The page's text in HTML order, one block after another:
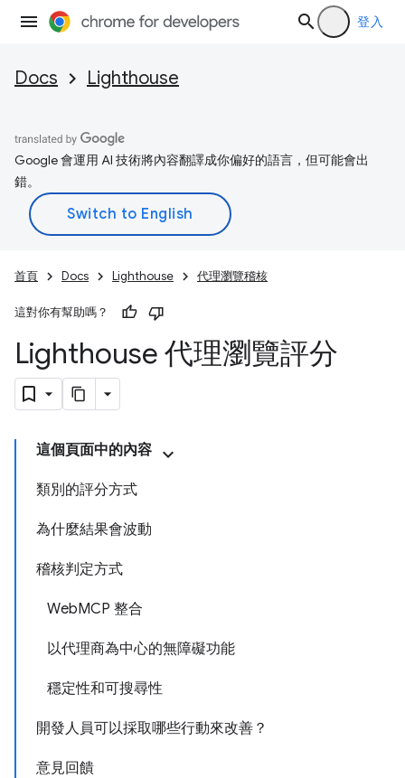
登入
Docs Lighthouse
Google 會運用 AI 技術將內容翻譯成你偏好的語言，但可能會出
錯。
首頁 Docs Lighthouse 代理瀏覽稽核
這對你有幫助嗎？
Lighthouse 代理瀏覽評分
這個頁面中的內容
類別的評分方式
為什麼結果會波動
稽核判定方式
WebMCP 整合
以代理商為中心的無障礙功能
穩定性和可搜尋性
開發人員可以採取哪些行動來改善？
意見回饋